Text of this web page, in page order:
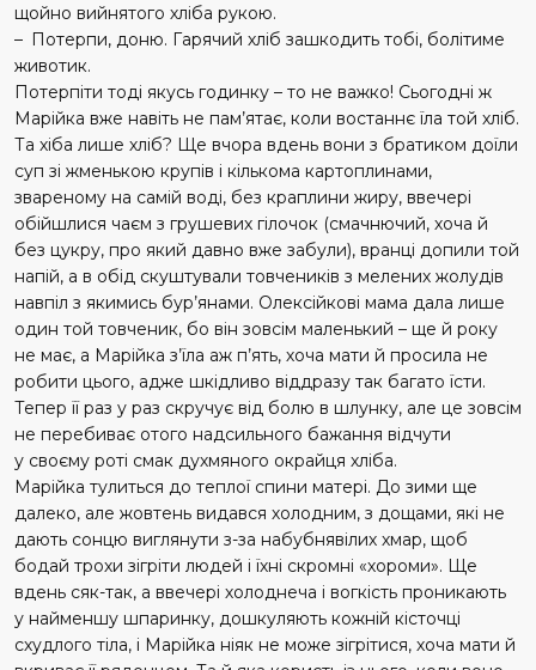
щойно вийнятого хліба рукою.
– Потерпи, доню. Гарячий хліб зашкодить тобі, болітиме
животик.
Потерпіти тоді якусь годинку – то не важко! Сьогодні ж
Марійка вже навіть не пам’ятає, коли востаннє їла той хліб.
Та хіба лише хліб? Ще вчора вдень вони з братиком доїли
суп зі жменькою крупів і кількома картоплинами,
звареному на самій воді, без краплини жиру, ввечері
обійшлися чаєм з грушевих гілочок (смачнючий, хоча й
без цукру, про який давно вже забули), вранці допили той
напій, а в обід скуштували товчеників з мелених жолудів
навпіл з якимись бур’янами. Олексійкові мама дала лише
один той товченик, бо він зовсім маленький – ще й року
не має, а Марійка з’їла аж п’ять, хоча мати й просила не
робити цього, адже шкідливо віддразу так багато їсти.
Тепер її раз у раз скручує від болю в шлунку, але це зовсім
не перебиває отого надсильного бажання відчути
у своєму роті смак духмяного окрайця хліба.
Марійка тулиться до теплої спини матері. До зими ще
далеко, але жовтень видався холодним, з дощами, які не
дають сонцю виглянути з-за набубнявілих хмар, щоб
бодай трохи зігріти людей і їхні скромні «хороми». Ще
вдень сяк-так, а ввечері холоднеча і вогкість проникають
у найменшу шпаринку, дошкуляють кожній кісточці
схудлого тіла, і Марійка ніяк не може зігрітися, хоча мати й